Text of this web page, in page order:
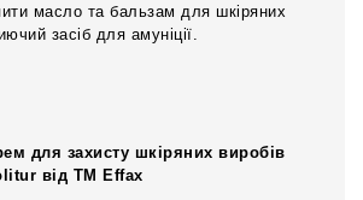
масло та бальзам для шкіряних
засіб для амуніції.
для захисту шкіряних виробів
від ТМ Effax